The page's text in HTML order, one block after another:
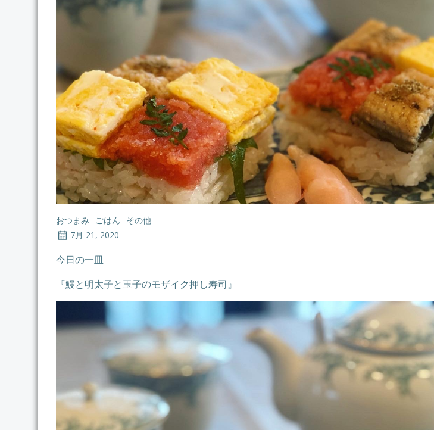
おつまみ ごはん
その他
7月 21, 2020
今日の一皿
『鰻と明太子と玉子のモザイク押し寿司』